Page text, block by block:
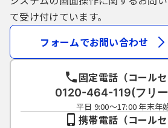
て受け付けています。
フォームでお問い合わせ
固定電話（コールセ
0120-464-119(フリ
平日 9:00～17:00 年末年
携帯電話（コールセ